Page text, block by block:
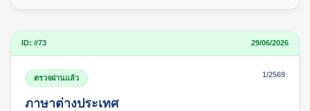
ID: #73 29/06/2026
ตรวจผ่านแล้ว 1/2569
ภาษาต่างประเทศ